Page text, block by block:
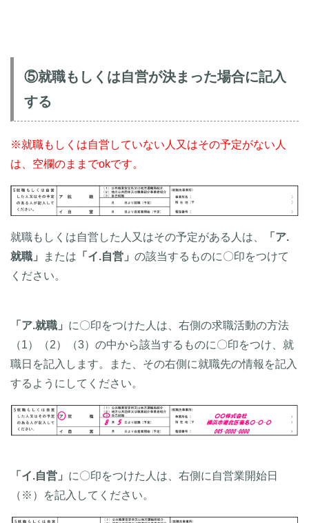
⑤就職もしくは自営が決まった場合に記入
する
※就職もしくは自営していない人又はその予定がない人
は、空欄のままでokです。
就職もしくは自営した人又はその予定がある人は、
「ア.
就職」
または 「イ.自営」 の該当するものに〇印をつけて
ください。
「ア.就職」 に〇印をつけた人は、右側の求職活動の方法
（1）（2）（3）の中から該当するものに〇印をつけ、就
職日を記入します。また、その右側に就職先の情報を記入
するようにしてください。
「イ.自営」 に〇印をつけた人は、右側に自営業開始日
（※）を記入してください。